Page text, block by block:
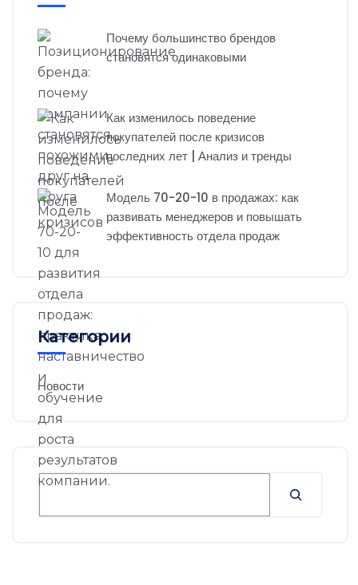
Почему большинство брендов
становятся одинаковыми
Как изменилось поведение
покупателей после кризисов
последних лет | Анализ и тренды
Модель 70-20-10 в продажах: как
развивать менеджеров и повышать
эффективность отдела продаж
Категории
Новости